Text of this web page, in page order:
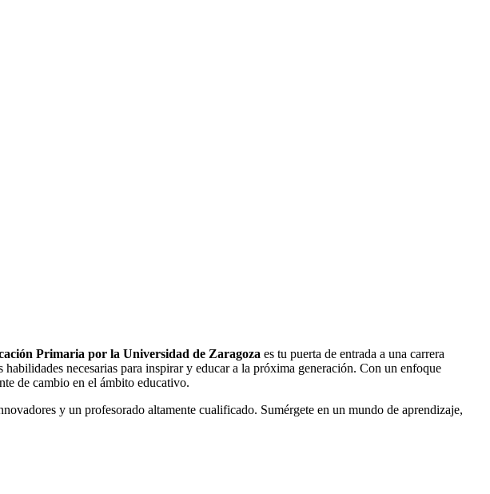
Primaria por la Universidad de Zaragoza es tu puerta de entrada a una carrera
necesarias para inspirar y educar a la próxima generación. Con un enfoque
de cambio en el ámbito educativo.
y un profesorado altamente cualificado. Sumérgete en un mundo de aprendizaje,